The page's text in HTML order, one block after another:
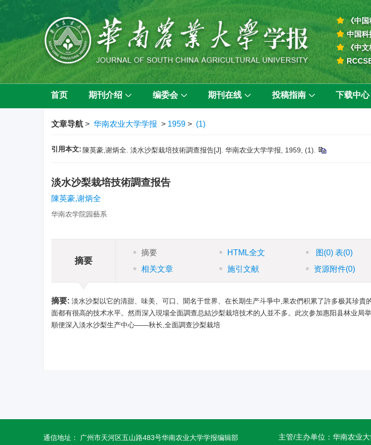
《中国
中国科
《中
首页 期刊介绍 编委会 期刊在线 投稿指南 下载中心
文章导航 > 华南农业大学学报 > 1959 > (1)
引用本文: 陳英豪,谢炳全. 淡水沙梨栽培技術調查报告[J]. 华南农业大学学报, 1959, (1).
淡水沙梨栽培技術調查报告
陳英豪,谢炳全
华南农学院园藝系
摘要
摘要 HTML全文 图 (0)表(0)
相关文章
施引文献 资源附件(0)
摘要: 淡水沙梨以它的清甜、味美、可口、聞名于世界、在长期生产斗爭中,果农們积累了許多极其珍貴
面都有很高的技术水平。然而深入現場全面調查总結沙梨栽培技术的人並不多。此次参加惠阳县林业局
順便深入淡水沙梨生产中心——秋长,全面調查沙梨栽培
通信地址： 广州市天河区五山路483号华南农业大学学报编辑部
主管/主办单位：华南农业